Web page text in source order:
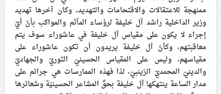
ممنهجة للاعتقالات والاقتحامات والتهديد، وكان آخرها تهديد
وزير الداخلية راشد آل خليفة لرؤساء المآتم والمواكب بأنّ أيّ
إجراء لا يكون على مقياس آل خليفة في عاشوراء سوف يتم
معاقبتهم، وكأنّ آل خليفة يريدون أن تكون عاشوراء على
مقياسهم، وليس على المقياس الحسينيّ الثوريّ والجهاديّ
والدينيّ المحمديّ الزينبيّ، لذا فهذه الممارسات هي جرائم على
مدار الساعة ينتهكها آل خليفة بحقّ المشاعر الحسينيّة وشعائرها